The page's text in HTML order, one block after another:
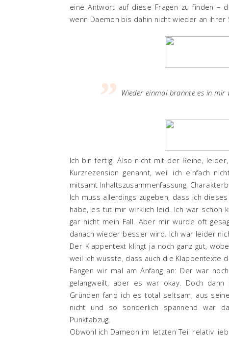
eine Antwort auf diese Fragen zu finden –
wenn Daemon bis dahin nicht wieder an ihrer
Wieder einmal brannte es in mir
Ich bin fertig. Also nicht mit der Reihe,
Kurzrezension genannt, weil ich einfach
mitsamt Inhaltszusammenfassung,
Ich muss allerdings zugeben, dass ich
habe, es tut mir wirklich leid. Ich war schon
gar nicht mein Fall. Aber mir wurde oft
danach wieder besser wird. Ich war leider
Der Klappentext klingt ja noch ganz gut,
weil ich wusste, dass auch die Klappentexte
Fangen wir mal am Anfang an: Der war
gelangweilt, aber es war okay. Doch
Gründen fand ich es total seltsam, aus
nicht und so sonderlich spannend war
Punktabzug.
Obwohl ich Dameon im letzten Teil relativ